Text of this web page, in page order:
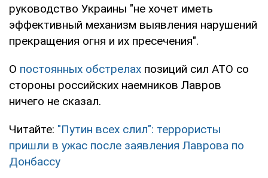
руководство Украины "не хочет иметь
эффективный механизм выявления нарушений
прекращения огня и их пресечения".
О постоянных обстрелах позиций сил АТО со
стороны российских наемников Лавров
ничего не сказал.
Читайте: "Путин всех слил": террористы
пришли в ужас после заявления Лаврова по
Донбассу